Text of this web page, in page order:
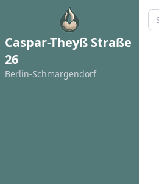
Caspar-Theyß Straße
26
Berlin-Schmargendorf